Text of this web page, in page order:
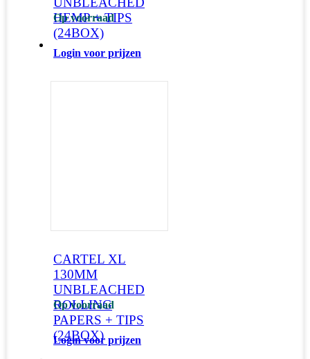
HEMP + TIPS
(24BOX)
Op voorraad
Login voor prijzen
CARTEL XL
130MM
UNBLEACHED
ROLLING
PAPERS + TIPS
(24BOX)
Op voorraad
Login voor prijzen